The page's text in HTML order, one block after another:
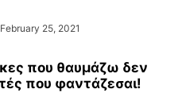
February 25, 2021
που θαυμάζω δεν
που φαντάζεσαι!